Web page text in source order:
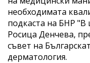
необходимата
подкаста на БНР "В
Росица Денчева,
съвет на
дерматология.